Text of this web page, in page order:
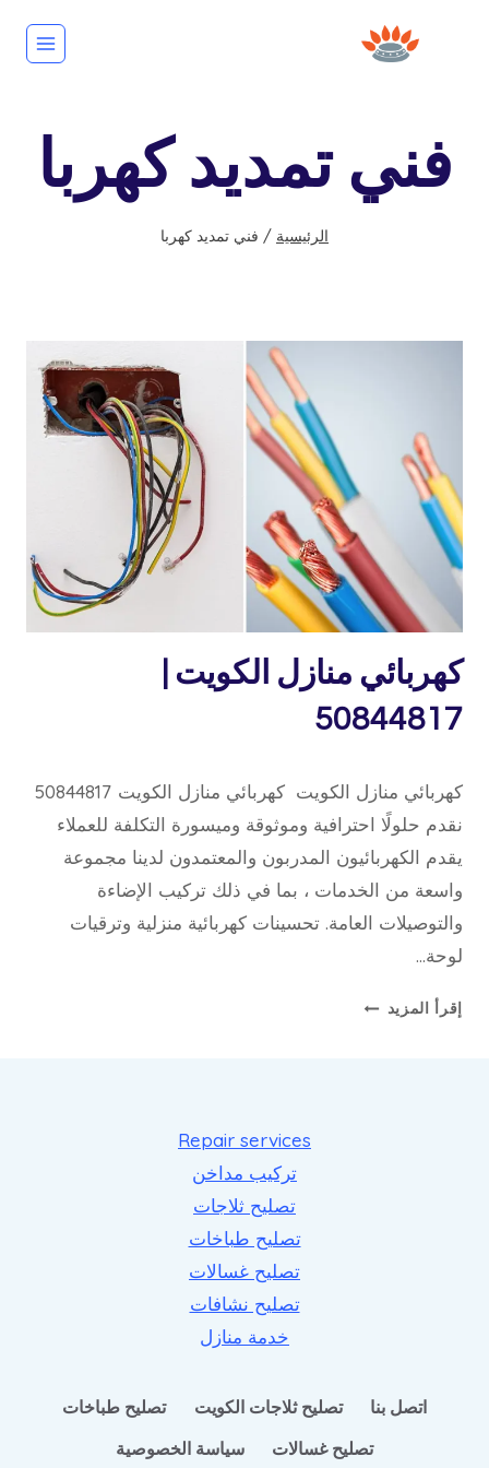
فني تمديد كهربا
الرئيسية / فني تمديد كهربا
خدمة
منازل
كهربائي منازل الكويت |
50844817
repaircookers
كهربائي منازل الكويت كهربائي منازل الكويت 50844817
نقدم حلولًا احترافية وموثوقة وميسورة التكلفة للعملاء
يقدم الكهربائيون المدربون والمعتمدون لدينا مجموعة
واسعة من الخدمات ، بما في ذلك تركيب الإضاءة
والتوصيلات العامة. تحسينات كهربائية منزلية وترقيات
لوحة…
إقرأ المزيد كهربائي
Repair services
تركيب مداخن
تصليح ثلاجات
تصليح طباخات
تصليح غسالات
تصليح نشافات
خدمة منازل
اتصل بنا تصليح ثلاجات الكويت
تصليح طباخات
تصليح غسالات
سياسة الخصوصية